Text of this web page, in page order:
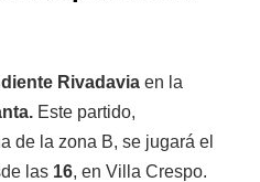
Rivadavia en la
Este partido,
de la zona B, se jugará el
las 16, en Villa Crespo.